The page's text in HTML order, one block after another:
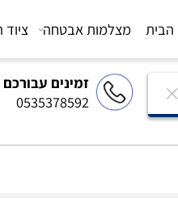
זמינים עבורכם
0535378592
מצלמות אבטחה ציוד